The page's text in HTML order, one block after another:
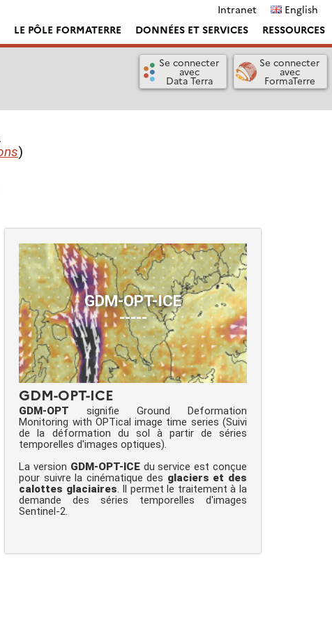
Intranet
English
LE PÔLE FORMATERRE
DONNÉES ET SERVICES RESSOURCES
Se connecter
avec
Data Terra
Se connecter
avec
FormaTerre
)
GDM-OPT-ICE
-----
GDM-OPT-ICE
GDM-OPT signifie Ground Deformation
Monitoring with OPTical image time series (Suivi
de la déformation du sol à partir de séries
temporelles d'images optiques).
La version GDM-OPT-ICEdu service est conçue
pour suivre la cinématique des glaciers et des
calottes glaciaires. Il permet le traitement à la
demande des séries temporelles d'images
Sentinel-2.